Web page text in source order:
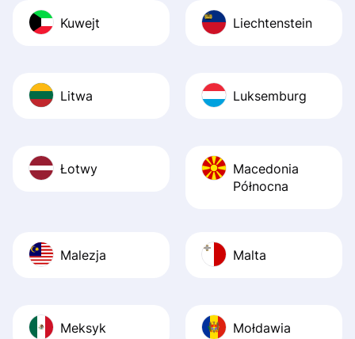
Kuwejt Liechtenstein
Litwa Luksemburg
Łotwy
Macedonia
Północna
Malezja Malta
Meksyk Mołdawia